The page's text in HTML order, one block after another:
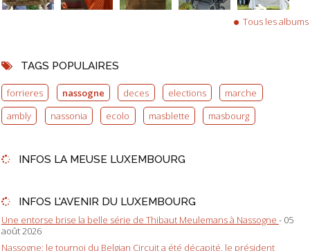
Tous les albums
TAGS POPULAIRES
forrieres nassogne deces elections
marche
ambly
nassonia ecolo masblette masbourg
INFOS LA MEUSE LUXEMBOURG
INFOS L'AVENIR DU LUXEMBOURG
Une entorse brise la belle série de Thibaut Meulemans à Nassogne - 05
août 2026
Nassogne: le tournoi du Belgian Circuit a été décapité, le président